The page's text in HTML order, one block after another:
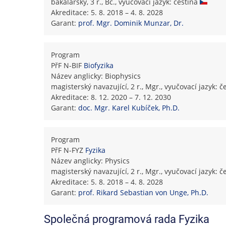
Akreditace: 5. 8. 2018 – 4. 8. 2028
Garant: prof. Mgr. Dominik Munzar, Dr.
Program
PřF N-BIF Biofyzika
Název anglicky: Biophysics
magisterský navazující, 2 r., Mgr., vyučovací jazyk:
Akreditace: 8. 12. 2020 – 7. 12. 2030
Garant: doc. Mgr. Karel Kubíček, Ph.D.
Program
PřF N-FYZ Fyzika
Název anglicky: Physics
magisterský navazující, 2 r., Mgr., vyučovací jazyk:
Akreditace: 5. 8. 2018 – 4. 8. 2028
Garant: prof. Rikard Sebastian von Unge, Ph.D.
Společná programová rada Fyzika